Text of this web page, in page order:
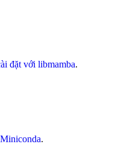
đặt với libmamba.
Miniconda.